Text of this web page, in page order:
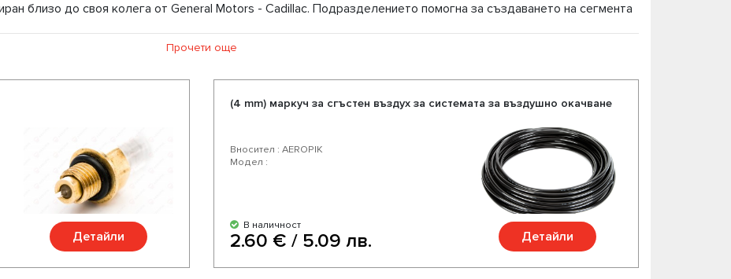
близо до своя колега от General Motors - Cadillac. Подразделението помогна за създаването на сегмента
Continental от 1940 г.
окачване, ние предлагаме въздушни възглавници, компресори, амортисьори за Linkoln на
доставка. Избирайки нас Вие избирате качествени части за Вашият Linkoln от доверени немски и
на отлично съотношение цена-качество, богат асортимент и разнообразие от над 200 продукта за Вашият
Прочети още
Детайли
(4 mm) маркуч за сгъстен въздух за системата за въздушно окачване
Вносител : AEROPIK
Модел :
В наличност
2.60 € / 5.09 лв. Детайли